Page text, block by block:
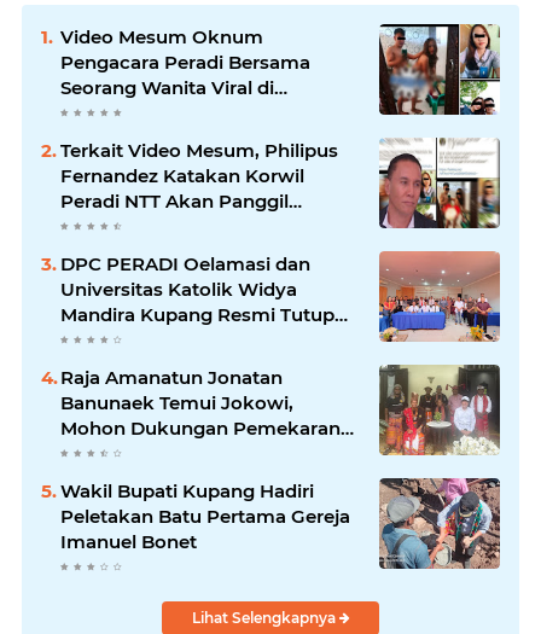
Video Mesum Oknum
Pengacara Peradi Bersama
Seorang Wanita Viral di
Facebook
Terkait Video Mesum, Philipus
Fernandez Katakan Korwil
Peradi NTT Akan Panggil
Oknum Advokat
DPC PERADI Oelamasi dan
Universitas Katolik Widya
Mandira Kupang Resmi Tutup
PKPA Angkatan II
Raja Amanatun Jonatan
Banunaek Temui Jokowi,
Mohon Dukungan Pemekaran
Daerah Amanatun
Wakil Bupati Kupang Hadiri
Peletakan Batu Pertama Gereja
Imanuel Bonet
Lihat Selengkapnya